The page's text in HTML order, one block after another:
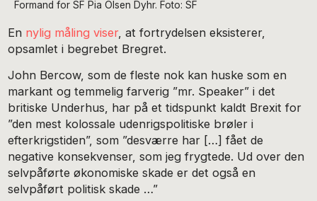
Formand for SF Pia Olsen Dyhr. Foto: SF
En nylig måling viser, at fortrydelsen eksisterer,
opsamlet i begrebet Bregret.
John Bercow, som de fleste nok kan huske som en
markant og temmelig farverig ”mr. Speaker” i det
britiske Underhus, har på et tidspunkt kaldt Brexit for
”den mest kolossale udenrigspolitiske brøler i
efterkrigstiden”, som ”desværre har […] fået de
negative konsekvenser, som jeg frygtede. Ud over den
selvpåførte økonomiske skade er det også en
selvpåført politisk skade …”